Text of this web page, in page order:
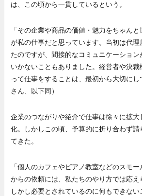
は、この頃から一貫しているという。
「その企業や商品の価値・魅力をちゃん
が私の仕事だと思っています。当初は代理
たのですが、間接的なコミュニケーション
いかないこともありました。経営者や決
って仕事をすることは、最初から大切に
さん、以下同）
企業のつながりや紹介で仕事は徐々に拡大
化。しかしこの頃、予算的に折り合わず請
てきた。
「個人のカフェやピアノ教室などのスモ
からの依頼には、私たちのやり方では応え
しかし必要とされているのに何もできない